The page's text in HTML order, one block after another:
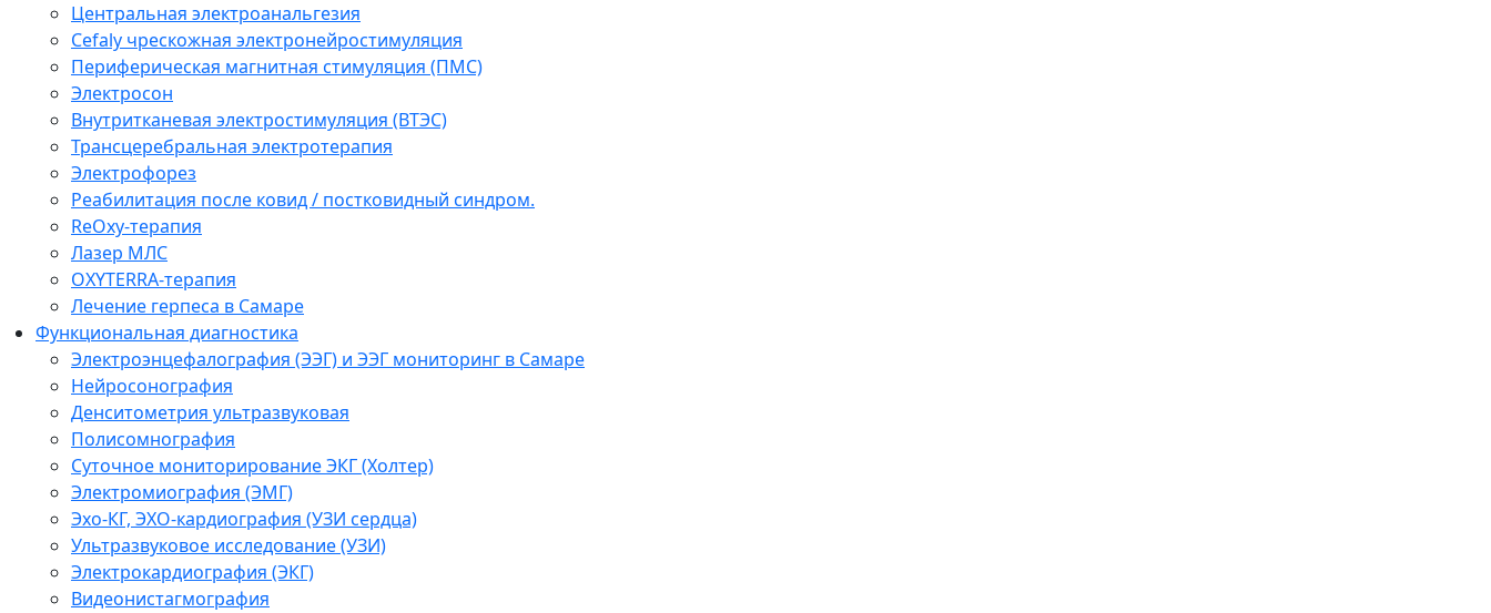
Центральная электроанальгезия
Cefaly чреcкожная электронейростимуляция
Периферическая магнитная стимуляция (ПМС)
Электросон
Внутритканевая электростимуляция (ВТЭС)
Трансцеребральная электротерапия
Электрофорез
Реабилитация после ковид / постковидный синдром.
ReOxy-терапия
Лазер МЛС
OXYTERRA-терапия
Лечение герпеса в Самаре
Функциональная диагностика
Электроэнцефалография (ЭЭГ) и ЭЭГ мониторинг в Самаре
Нейросонография
Денситометрия ультразвуковая
Полисомнография
Суточное мониторирование ЭКГ (Холтер)
Электромиография (ЭМГ)
Эхо-КГ, ЭХО-кардиография (УЗИ сердца)
Ультразвуковое исследование (УЗИ)
Электрокардиография (ЭКГ)
Видеонистагмография